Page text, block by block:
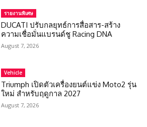
รายงานพิเศษ
DUCATI ปรับกลยุทธ์การสื่อสาร-สร้าง
ความเชื่อมั่นแบรนด์ชู Racing DNA
August 7, 2026
Vehicle
Triumph เปิดตัวเครื่องยนต์แข่ง Moto2 รุ่น
ใหม่ สำหรับฤดูกาล 2027
August 7, 2026